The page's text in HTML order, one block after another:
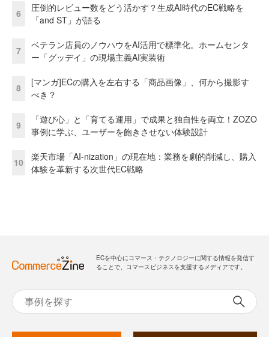
6
圧倒的レビュー数をどう活かす？生成AI時代のEC戦略を
「and ST」が語る
7
ベテラン店員のノウハウをAI活用で標準化。ホームセンタ
ー「グッデイ」の現場主義AI実装術
8
[マンガ]ECの購入を左右する「商品画像」、何から撮影す
べき？
9
「遊び心」と「育てる運用」で成果と独自性を両立！ZOZO
事例に学ぶ、ユーザーを飽きさせない体験設計
10
楽天市場「AI-nization」の現在地：業務を劇的削減し、購入
体験を革新する次世代EC戦略
ECを中心にコマース・テクノロジーに関する情報を発信す
ることで、コマースビジネスを支援するメディアです。